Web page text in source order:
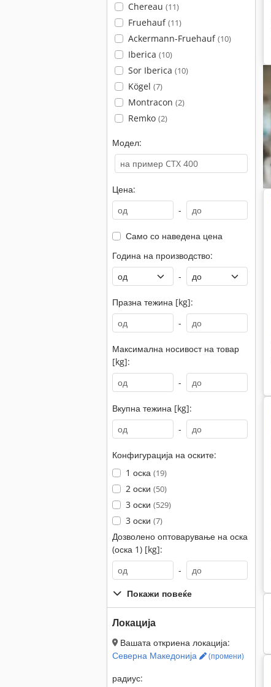
Chereau (11)
Fruehauf(11)
Ackermann-Fruehauf(10)
Iberica (10)
Sor Iberica (10)
Kögel (7)
Montracon (2)
Remko (2)
Модел:
Цена:
-
Само со наведена цена
Година на производство:
-
Празна тежина [kg]:
-
Максимална носивост на товар
[kg]:
-
Вкупна тежина [kg]:
-
Конфигурација на оските:
1 оска (19)
2 оски (50)
3 оски (529)
3 оски (7)
Дозволено оптоварување на оска
(оска 1) [kg]:
-
Покажи повеќе
Локација
Вашата откриена локација:
Северна Македонија
(промени)
радиус:
Комерцијален Фрижидер